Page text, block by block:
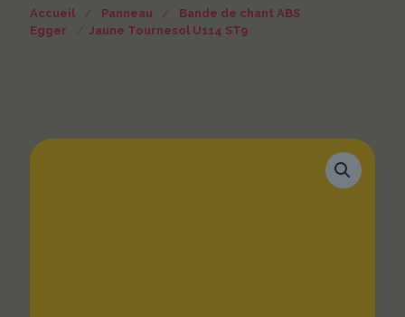
Accueil / Panneau /
Bande de chant ABS
Egger
/ Jaune Tournesol U114 ST9